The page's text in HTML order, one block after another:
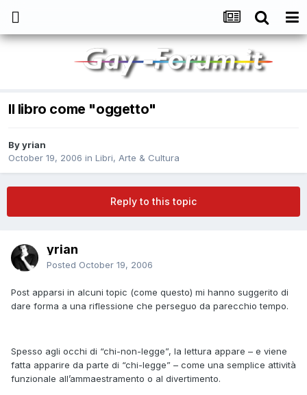
Il libro come "oggetto"
Byyrian
October 19, 2006 in Libri, Arte & Cultura
Reply to this topic
yrian
Posted October 19, 2006
Post apparsi in alcuni topic (come questo) mi hanno suggerito di
dare forma a una riflessione che perseguo da parecchio tempo.
Spesso agli occhi di “chi-non-legge”, la lettura appare – e viene
fatta apparire da parte di “chi-legge” – come una semplice attività
funzionale all’ammaestramento o al divertimento.